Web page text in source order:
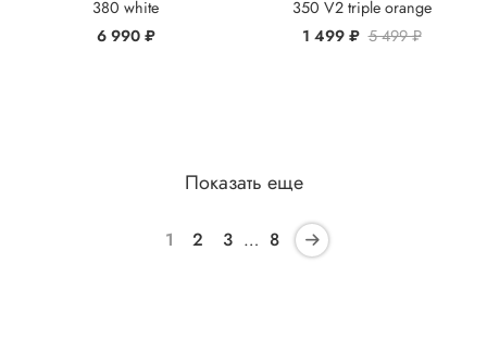
380 white
6 990 ₽
350 V2 triple orange
1 499 ₽ 5 499 ₽
Показать еще
1 2 3 … 8